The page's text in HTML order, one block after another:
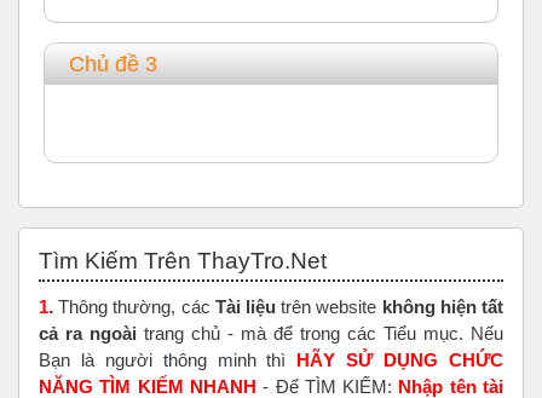
Chủ đề 3
Tìm Kiếm Trên ThayTro.Net
1. Thông thường, các Tài liệu trên website không hiện tất
cả ra ngoài trang chủ - mà để trong các Tiểu mục. Nếu
Bạn là người thông minh thì HÃY SỬ DỤNG CHỨC
NĂNG TÌM KIẾM NHANH - Để TÌM KIẾM: Nhập tên tài